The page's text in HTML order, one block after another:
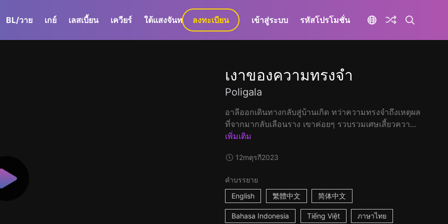
BL/วาย เกย์ เลสเบี้ยน เควียร์ ใต้แสงจันทร์ GaLa+
ลงทะเบียน เข้าสู่ระบบ รหัสโปรโมชั่น
เงาของความทรงจำ
Poligala
อาลีออกเดินทางกลับสู่บ้านเกิด ทว่าความทรงจำถึงเหตุผล
ที่จากมากลับเลือนราง เขาค่อยๆ รวบรวมเศษเสี้ยวควา...
เพิ่มเติม
12mตุรกี2023
คำบรรยาย
English
繁體中文 简体中文
Bahasa Indonesia Tiếng Việt ภาษาไทย